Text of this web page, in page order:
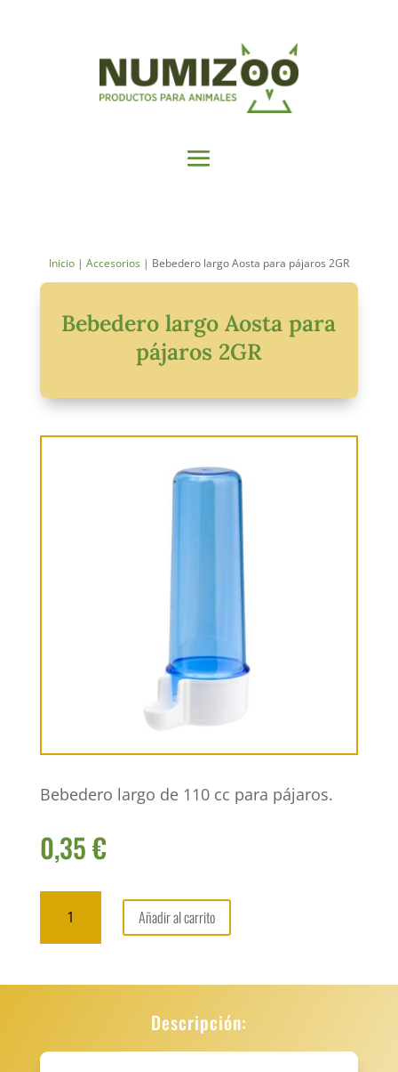
Inicio| Accesorios| Bebedero largo Aosta para pájaros 2GR
Bebedero largo Aosta para
pájaros 2GR
Bebedero largo de 110 cc para pájaros.
0,35€
Aosta
pájaros
Añadir al carrito
Descripción: